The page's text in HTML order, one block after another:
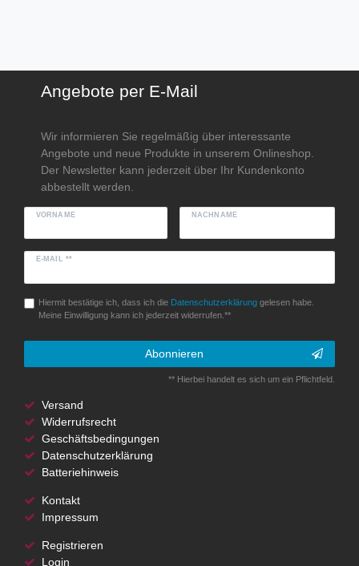
Angebote per E-Mail
Wir informieren Sie regelmäßig über interessante
Angebote und neue Produkte in unserem Onlineshop.
Der Newsletter kann jederzeit über Ihr Kundenkonto
abbestellt werden.
VORNAME NACHNAME
E-MAIL **
Hiermit bestätige ich, dass ich die Daten­schutz­erklärunggelesen habe.
Meine Einwilligung kann ich jederzeit widerrufen.**
Abonnieren
** Hierbei handelt es sich um ein Pflichtfeld.
Versand
Widerrufsrecht
Geschäftsbedingungen
Datenschutzerklärung
Batteriehinweis
Kontakt
Impressum
Registrieren
Login